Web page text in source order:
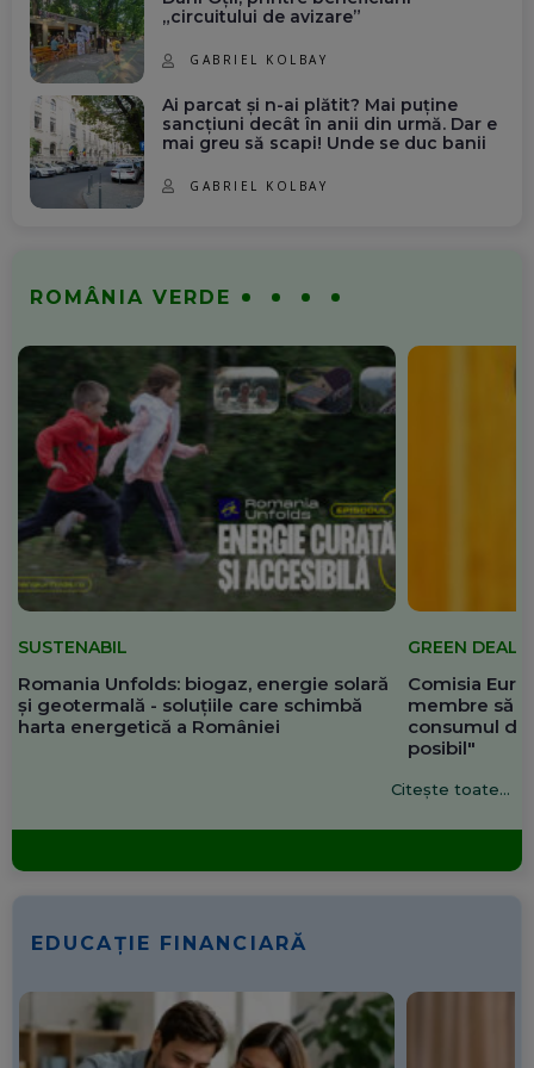
„circuitului de avizare”
GABRIEL KOLBAY
Ai parcat și n-ai plătit? Mai puține
sancțiuni decât în anii din urmă. Dar e
mai greu să scapi! Unde se duc banii
GABRIEL KOLBAY
ROMÂNIA VERDE
SUSTENABIL
Romania Unfolds: biogaz, energie solară
și geotermală - soluțiile care schimbă
harta energetică a României
GREEN DEAL
Comisia
membre să
consumul de
posibil"
Citește toate...
EDUCAȚIE FINANCIARĂ